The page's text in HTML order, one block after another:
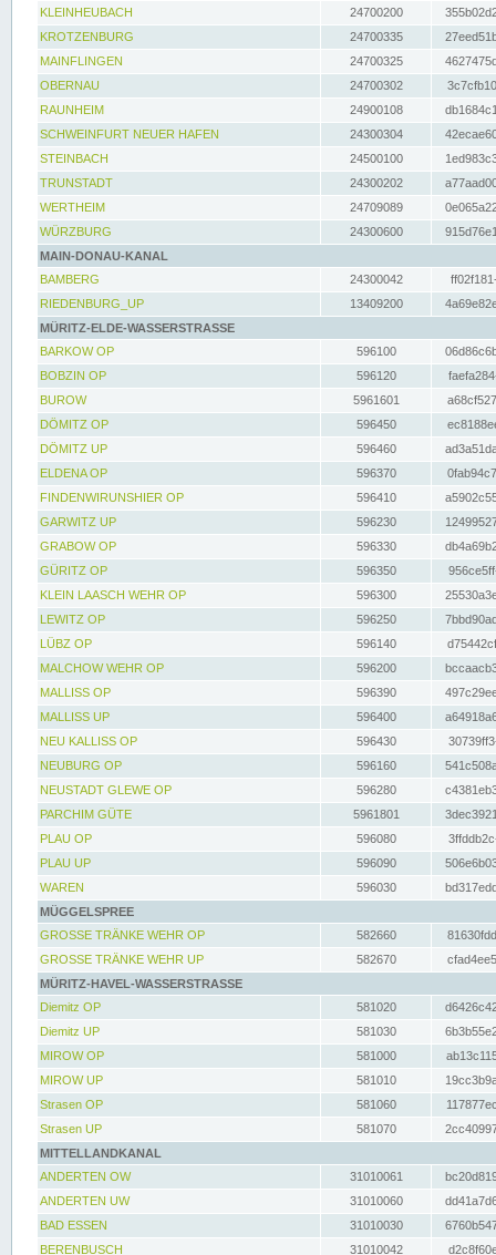
KLEINHEUBACH 24700200
KROTZENBURG
24700335
MAINFLINGEN
24700325
OBERNAU
24700302
RAUNHEIM
24900108
SCHWEINFURT NEUER HAFEN
24300304
STEINBACH
24500100
TRUNSTADT
24300202
WERTHEIM
24709089
WÜRZBURG
24300600
MAIN-DONAU-KANAL
BAMBERG
24300042
RIEDENBURG_UP
13409200
MÜRITZ-ELDE-WASSERSTRASSE
BARKOW OP
596100
BOBZIN OP
596120
BUROW
5961601
DÖMITZ OP
596450
DÖMITZ UP
596460
ELDENA OP
596370
FINDENWIRUNSHIER OP
596410
GARWITZ UP
596230
GRABOW OP
596330
GÜRITZ OP
596350
KLEIN LAASCH WEHR OP
596300
LEWITZ OP
596250
LÜBZ OP
596140
MALCHOW WEHR OP
596200
MALLISS OP
596390
MALLISS UP
596400
NEU KALLISS OP
596430
NEUBURG OP
596160
NEUSTADT GLEWE OP
596280
PARCHIM GÜTE
5961801
PLAU OP
596080
PLAU UP
596090
WAREN
596030
MÜGGELSPREE
GROSSE TRÄNKE WEHR OP
582660
GROSSE TRÄNKE WEHR UP
582670
MÜRITZ-HAVEL-WASSERSTRASSE
Diemitz OP
581020
Diemitz UP
581030
MIROW OP
581000
MIROW UP
581010
Strasen OP
581060
Strasen UP
581070
MITTELLANDKANAL
ANDERTEN OW
31010061
ANDERTEN UW
31010060
BAD ESSEN
31010030
BERENBUSCH
31010042